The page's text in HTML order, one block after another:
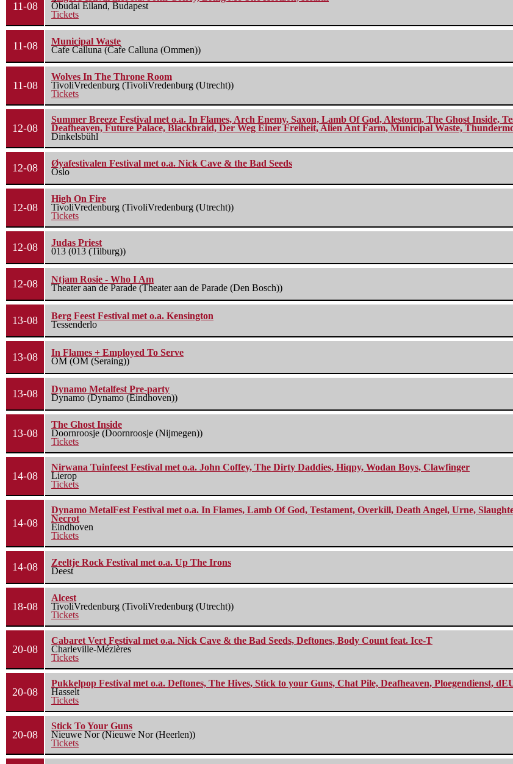
11-08
Óbudai Eiland, Budapest
Tickets
11-08
Municipal Waste
Cafe Calluna (Cafe Calluna (Ommen))
11-08
Wolves In The Throne Room
TivoliVredenburg (TivoliVredenburg (Utrecht))
Tickets
12-08
Summer Breeze Festival met o.a. In Flames, Arch Enemy, Saxon, Lamb Of God, Alestorm, The Ghost Inside,
Deafheaven, Future Palace, Blackbraid, Der Weg Einer Freiheit, Alien Ant Farm, Municipal Waste,
Dinkelsbühl
12-08
Øyafestivalen Festival met o.a. Nick Cave & the Bad Seeds
Oslo
12-08
High On Fire
TivoliVredenburg (TivoliVredenburg (Utrecht))
Tickets
12-08
Judas Priest
013 (013 (Tilburg))
12-08
Ntjam Rosie - Who I Am
Theater aan de Parade (Theater aan de Parade (Den Bosch))
13-08
Berg Feest Festival met o.a. Kensington
Tessenderlo
13-08
In Flames + Employed To Serve
OM (OM (Seraing))
13-08
Dynamo Metalfest Pre-party
Dynamo (Dynamo (Eindhoven))
13-08
The Ghost Inside
Doornroosje (Doornroosje (Nijmegen))
Tickets
14-08
Nirwana Tuinfeest Festival met o.a. John Coffey, The Dirty Daddies, Hiqpy, Wodan Boys, Clawfinger
Lierop
Tickets
14-08
Dynamo MetalFest Festival met o.a. In Flames, Lamb Of God, Testament, Overkill, Death Angel, Urne,
Necrot
Eindhoven
Tickets
14-08
Zeeltje Rock Festival met o.a. Up The Irons
Deest
18-08
Alcest
TivoliVredenburg (TivoliVredenburg (Utrecht))
Tickets
20-08
Cabaret Vert Festival met o.a. Nick Cave & the Bad Seeds, Deftones, Body Count feat. Ice-T
Charleville-Mézières
Tickets
20-08
Pukkelpop Festival met o.a. Deftones, The Hives, Stick to your Guns, Chat Pile, Deafheaven, Ploegendienst,
Hasselt
Tickets
20-08
Stick To Your Guns
Nieuwe Nor (Nieuwe Nor (Heerlen))
Tickets